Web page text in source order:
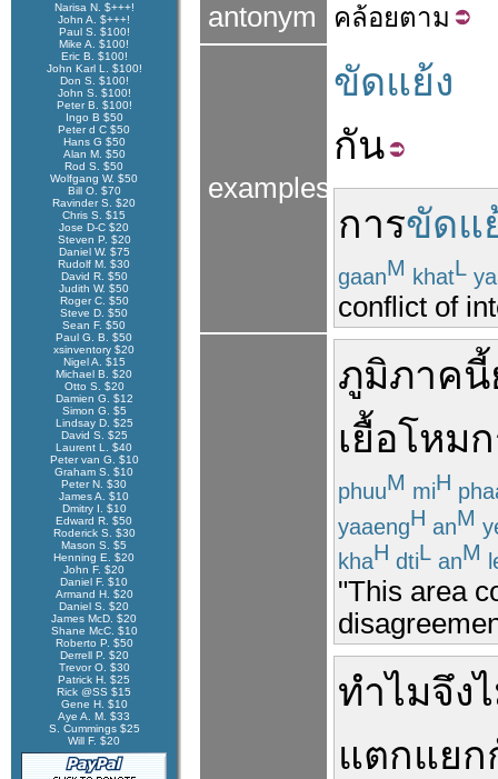
Narisa N. $+++!
John A. $+++!
Paul S. $100!
Mike A. $100!
Eric B. $100!
John Karl L. $100!
Don S. $100!
John S. $100!
Peter B. $100!
Ingo B $50
Peter d C $50
Hans G $50
Alan M. $50
Rod S. $50
Wolfgang W. $50
Bill O. $70
Ravinder S. $20
Chris S. $15
Jose D-C $20
Steven P. $20
Daniel W. $75
Rudolf M. $30
David R. $50
Judith W. $50
Roger C. $50
Steve D. $50
Sean F. $50
Paul G. B. $50
xsinventory $20
Nigel A. $15
Michael B. $20
Otto S. $20
Damien G. $12
Simon G. $5
Lindsay D. $25
David S. $25
Laurent L. $40
Peter van G. $10
Graham S. $10
Peter N. $30
James A. $10
Dmitry I. $10
Edward R. $50
Roderick S. $30
Mason S. $5
Henning E. $20
John F. $20
Daniel F. $10
Armand H. $20
Daniel S. $20
James McD. $20
Shane McC. $10
Roberto P. $50
Derrell P. $20
Trevor O. $30
Patrick H. $25
Rick @SS $15
Gene H. $10
Aye A. M. $33
S. Cummings $25
Will F. $20
antonym คล้อยตาม
examples
ขัดแย้ง
กัน
การขัดแ
gaanM khatL
conflict of
ภูมิภาคนี้
เยื้อโหม
phuuM miH
yaaengH anM
khaH dtiL anM
"This area
ทำไมจึง
แตกแยก